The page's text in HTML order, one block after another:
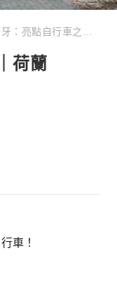
荷蘭
車！